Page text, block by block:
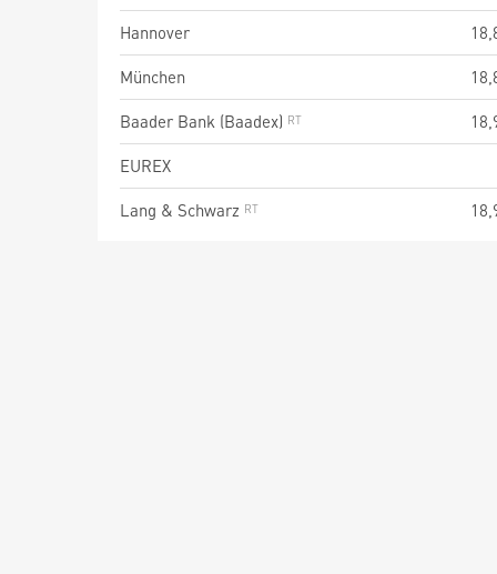
Hannover
München
Baader Bank (Baadex)
EUREX
Lang & Schwarz